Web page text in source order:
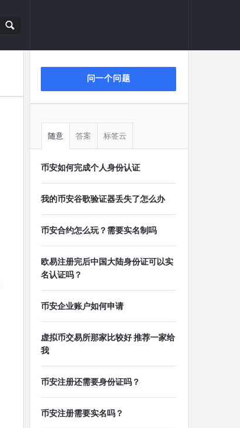
问一个问题
随意 答案 标签云
币安如何完成个人身份认证
我的币安谷歌验证器丢失了怎么办
币安合约怎么玩？需要实名制吗
欧易注册完后中国大陆身份证可以实
名认证吗？
币安企业账户如何申请
虚拟币交易所那家比较好 推荐一家给
我
币安注册还需要身份证吗？
币安注册需要实名吗？